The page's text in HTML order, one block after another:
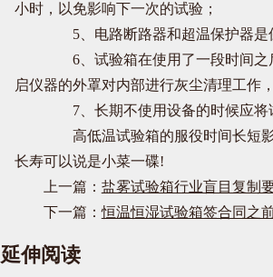
小时，以免影响下一次的试验；
5、电路断路器和超温保护器是
6、试验箱在使用了一段时间之
启仪器的外罩对内部进行灰尘清理工作
7、长期不使用设备的时候应将试
高低温试验箱的服役时间长短影
长寿可以说是小菜一碟!
上一篇： 盐雾试验箱行业盲目复制
下一篇：恒温恒湿试验箱签合同之
延伸阅读